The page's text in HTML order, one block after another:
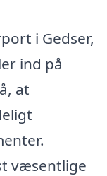
i Gedser,
ind på
at
væsentlige